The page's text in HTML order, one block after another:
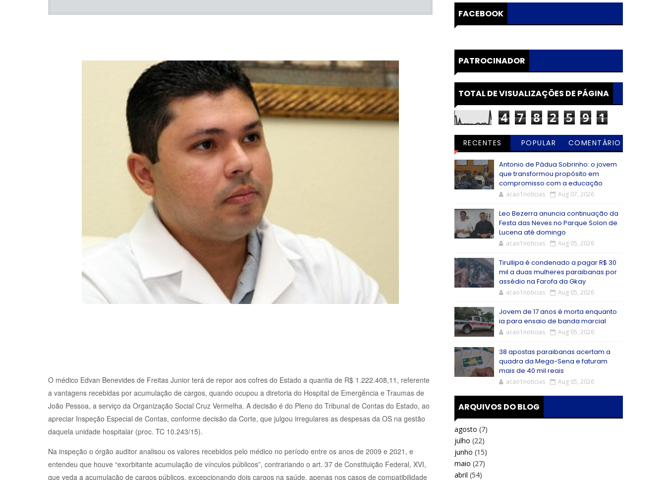
O médico Edvan Benevides de Freitas Junior terá de repor aos cofres do Estado a quantia de R$ 1.222.408,11, referente
a vantagens recebidas por acumulação de cargos, quando ocupou a diretoria do Hospital de Emergência e Traumas de
João Pessoa, a serviço da Organização Social Cruz Vermelha. A decisão é do Pleno do Tribunal de Contas do Estado, ao
apreciar Inspeção Especial de Contas, conforme decisão da Corte, que julgou irregulares as despesas da OS na gestão
daquela unidade hospitalar (proc. TC 10.243/15).
Na inspeção o órgão auditor analisou os valores recebidos pelo médico no período entre os anos de 2009 e 2021, e
entendeu que houve “exorbitante acumulação de vínculos públicos”, contrariando o art. 37 de Constituição Federal, XVI,
que veda a acumulação de cargos públicos, excepcionando dois cargos na saúde, apenas nos casos de compatibilidade
FACEBOOK
PATROCINADOR
TOTAL DE VISUALIZAÇÕES DE PÁGINA
4 7 8 2 5 9 1
RECENTES POPULAR
COMENTÁRIO
Antonio de Pádua Sobrinho: o jovem
que transformou propósito em
compromisso com a educação
acao1noticias Aug 07, 2026
Leo Bezerra anuncia continuação da
Festa das Neves no Parque Solon de
Lucena até domingo
acao1noticias Aug 05, 2026
Tirullipa é condenado a pagar R$ 30
mil a duas mulheres paraibanas por
assédio na Farofa da Gkay
acao1noticias Aug 05, 2026
Jovem de 17 anos é morta enquanto
ia para ensaio de banda marcial
acao1noticias Aug 05, 2026
38 apostas paraibanas acertam a
quadra da Mega-Sena e faturam
mais de 40 mil reais
acao1noticias Aug 05, 2026
ARQUIVOS DO BLOG
agosto (7)
julho (22)
junho (15)
maio (27)
abril (54)